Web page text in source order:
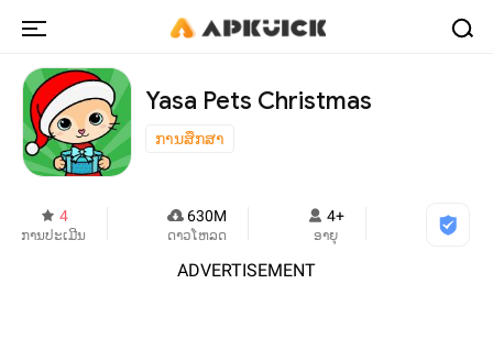
Yasa Pets Christmas
ການສຶກສາ
4
ການປະເມີນ
630M
ດາວໂຫລດ
4+
ອາຍຸ
ADVERTISEMENT